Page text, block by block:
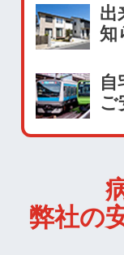
出
知
自
ご
弊社の